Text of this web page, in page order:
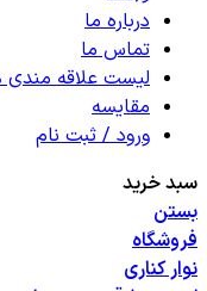
درباره ما
تماس ما
لیست علاقه مندی
مقایسه
ورود / ثبت نام
سبد خرید
بستن
فروشگاه
نوار کناری